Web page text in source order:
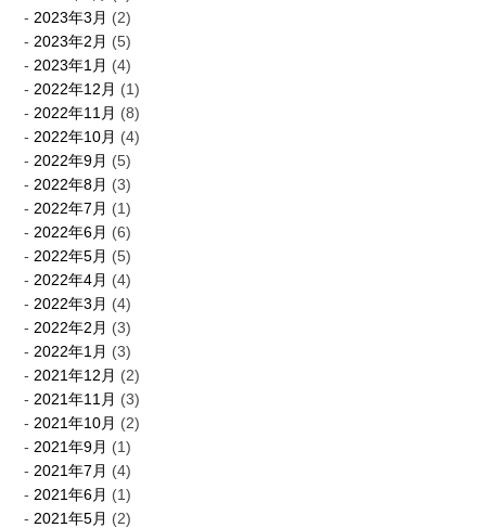
2023年3月 (2)
2023年2月 (5)
2023年1月 (4)
2022年12月 (1)
2022年11月 (8)
2022年10月 (4)
2022年9月 (5)
2022年8月 (3)
2022年7月 (1)
2022年6月 (6)
2022年5月 (5)
2022年4月 (4)
2022年3月 (4)
2022年2月 (3)
2022年1月 (3)
2021年12月 (2)
2021年11月 (3)
2021年10月 (2)
2021年9月 (1)
2021年7月 (4)
2021年6月 (1)
2021年5月 (2)